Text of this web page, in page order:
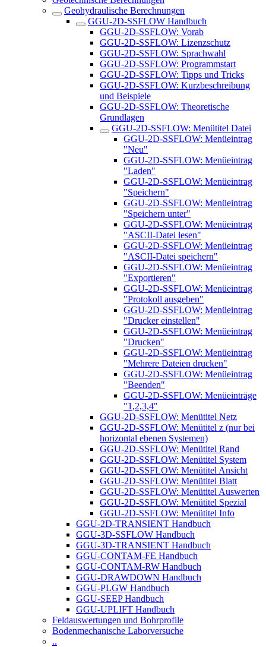
Geohydraulische Berechnungen
GGU-2D-SSFLOW Handbuch
GGU-2D-SSFLOW: Vorab
GGU-2D-SSFLOW: Lizenzschutz
GGU-2D-SSFLOW: Sprachwahl
GGU-2D-SSFLOW: Programmstart
GGU-2D-SSFLOW: Tipps und Tricks
GGU-2D-SSFLOW: Kurzbeschreibung
und Beispiele
GGU-2D-SSFLOW: Theoretische
Grundlagen
GGU-2D-SSFLOW: Menütitel Datei
GGU-2D-SSFLOW: Menüeintrag
"Neu"
GGU-2D-SSFLOW: Menüeintrag
"Laden"
GGU-2D-SSFLOW: Menüeintrag
"Speichern"
GGU-2D-SSFLOW: Menüeintrag
"Speichern unter"
GGU-2D-SSFLOW: Menüeintrag
"ASCII-Datei lesen"
GGU-2D-SSFLOW: Menüeintrag
"ASCII-Datei speichern"
GGU-2D-SSFLOW: Menüeintrag
"Exportieren"
GGU-2D-SSFLOW: Menüeintrag
"Protokoll ausgeben"
GGU-2D-SSFLOW: Menüeintrag
"Drucker einstellen"
GGU-2D-SSFLOW: Menüeintrag
"Drucken"
GGU-2D-SSFLOW: Menüeintrag
"Mehrere Dateien drucken"
GGU-2D-SSFLOW: Menüeintrag
"Beenden"
GGU-2D-SSFLOW: Menüeinträge
"1,2,3,4"
GGU-2D-SSFLOW: Menütitel Netz
GGU-2D-SSFLOW: Menütitel z (nur bei
horizontal ebenen Systemen)
GGU-2D-SSFLOW: Menütitel Rand
GGU-2D-SSFLOW: Menütitel System
GGU-2D-SSFLOW: Menütitel Ansicht
GGU-2D-SSFLOW: Menütitel Blatt
GGU-2D-SSFLOW: Menütitel Auswerten
GGU-2D-SSFLOW: Menütitel Spezial
GGU-2D-SSFLOW: Menütitel Info
GGU-2D-TRANSIENT Handbuch
GGU-3D-SSFLOW Handbuch
GGU-3D-TRANSIENT Handbuch
GGU-CONTAM-FE Handbuch
GGU-CONTAM-RW Handbuch
GGU-DRAWDOWN Handbuch
GGU-PLGW Handbuch
GGU-SEEP Handbuch
GGU-UPLIFT Handbuch
Feldauswertungen und Bohrprofile
Bodenmechanische Laborversuche
..